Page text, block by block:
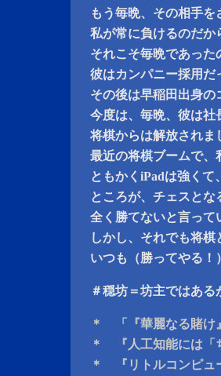
もう毎晩、その相手を
私が常に負けるのだか
それこそ毎晩であった
彼はカンパニー採用だ
その後は早稲田出身
今度は、毎晩、彼は社
将棋からは解放されま
最近の将棋ブームで、
ともかくiPadは強く
ところが、チェスと
全く勝てないと言って
しかし、それでも将棋
いつも（勝ってやる！
＃穏坊＝坊主ではあ
＊ 「『華麗なる賭け
＊ 『人工知能には「
＊ 『リトルコンピュ